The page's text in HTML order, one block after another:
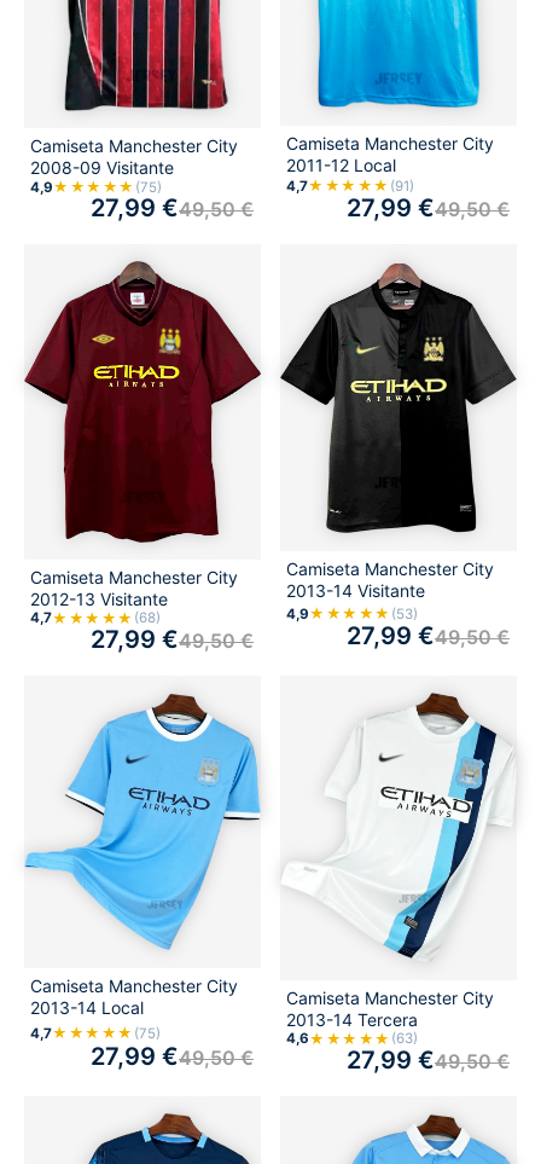
Camiseta Manchester City
2008-09 Visitante
4,9★★★★★ (75)
49,50€
27,99 €
Camiseta Manchester City
2011-12 Local
4,7★★★★★ (91)
49,50€
27,99 €
Camiseta Manchester City
2012-13 Visitante
4,7★★★★★ (68)
49,50€
27,99 €
Camiseta Manchester City
2013-14 Visitante
4,9★★★★★ (53)
49,50€
27,99 €
Camiseta Manchester City
2013-14 Local
4,7★★★★★ (75)
49,50€
27,99 €
Camiseta Manchester City
2013-14 Tercera
4,6★★★★★ (63)
49,50€
27,99 €